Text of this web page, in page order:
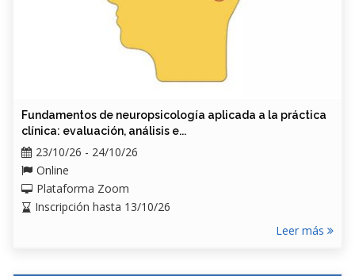
Fundamentos de neuropsicología aplicada a la práctica
clínica: evaluación, análisis e...
23/10/26 - 24/10/26
Online
Plataforma Zoom
Inscripción hasta 13/10/26
Leer más